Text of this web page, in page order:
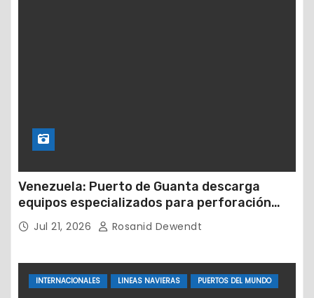
Venezuela: Puerto de Guanta descarga
equipos especializados para perforación
petrolera
Jul 21, 2026 Rosanid Dewendt
INTERNACIONALES LINEAS NAVIERAS PUERTOS DEL MUNDO